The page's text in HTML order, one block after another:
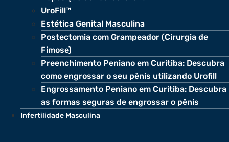
UroFill™
Estética Genital Masculina
Postectomia com Grampeador (Cirurgia de
Fimose)
Preenchimento Peniano em Curitiba: Descubra
como engrossar o seu pênis utilizando Urofill
Engrossamento Peniano em Curitiba: Descubra
as formas seguras de engrossar o pênis
Infertilidade Masculina